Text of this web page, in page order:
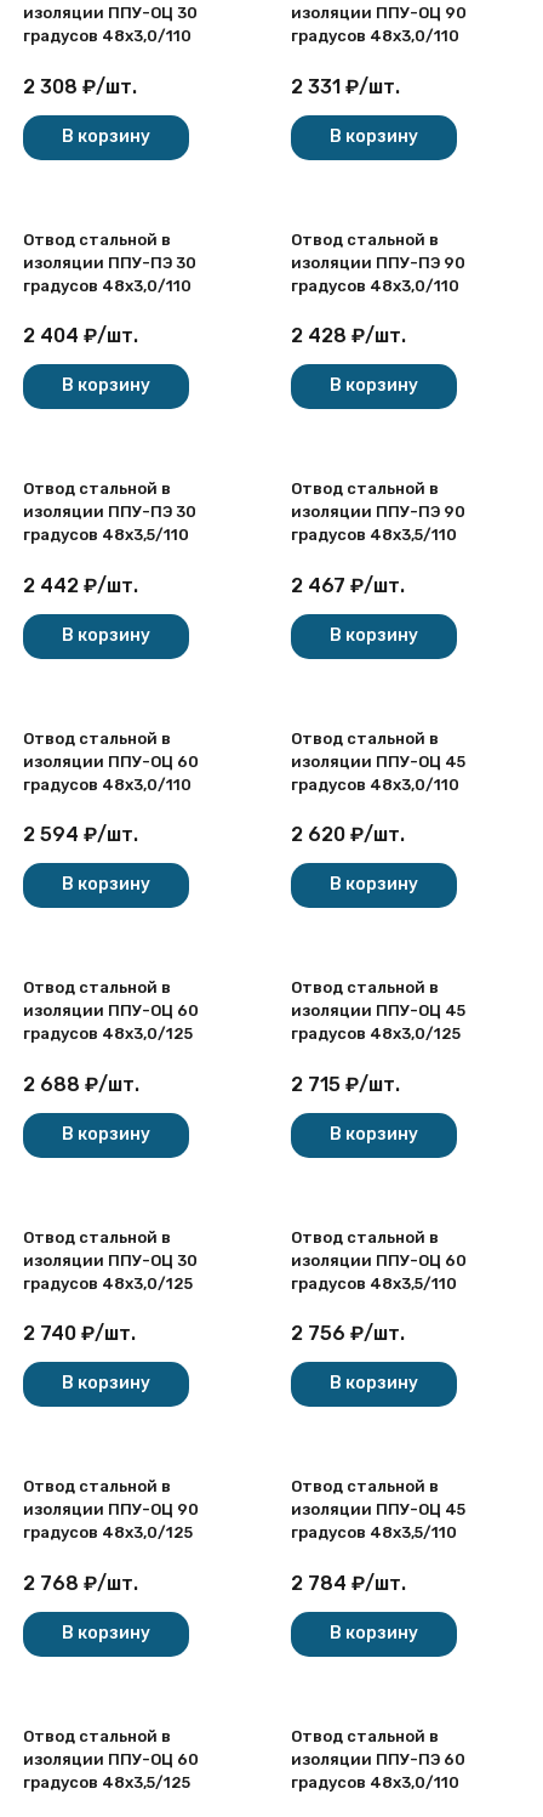
изоляции ППУ-ОЦ 30
градусов 48х3,0/110
2 308 ₽/шт.
В корзину
изоляции ППУ-ОЦ 90
градусов 48х3,0/110
2 331 ₽/шт.
В корзину
Отвод стальной в
изоляции ППУ-ПЭ 30
градусов 48х3,0/110
2 404 ₽/шт.
В корзину
Отвод стальной в
изоляции ППУ-ПЭ 90
градусов 48х3,0/110
2 428 ₽/шт.
В корзину
Отвод стальной в
изоляции ППУ-ПЭ 30
градусов 48х3,5/110
2 442 ₽/шт.
В корзину
Отвод стальной в
изоляции ППУ-ПЭ 90
градусов 48х3,5/110
2 467 ₽/шт.
В корзину
Отвод стальной в
изоляции ППУ-ОЦ 60
градусов 48х3,0/110
2 594 ₽/шт.
В корзину
Отвод стальной в
изоляции ППУ-ОЦ 45
градусов 48х3,0/110
2 620 ₽/шт.
В корзину
Отвод стальной в
изоляции ППУ-ОЦ 60
градусов 48х3,0/125
2 688 ₽/шт.
В корзину
Отвод стальной в
изоляции ППУ-ОЦ 45
градусов 48х3,0/125
2 715 ₽/шт.
В корзину
Отвод стальной в
изоляции ППУ-ОЦ 30
градусов 48х3,0/125
2 740 ₽/шт.
В корзину
Отвод стальной в
изоляции ППУ-ОЦ 60
градусов 48х3,5/110
2 756 ₽/шт.
В корзину
Отвод стальной в
изоляции ППУ-ОЦ 90
градусов 48х3,0/125
2 768 ₽/шт.
В корзину
Отвод стальной в
изоляции ППУ-ОЦ 45
градусов 48х3,5/110
2 784 ₽/шт.
В корзину
Отвод стальной в
изоляции ППУ-ОЦ 60
градусов 48х3,5/125
Отвод стальной в
изоляции ППУ-ПЭ 60
градусов 48х3,0/110